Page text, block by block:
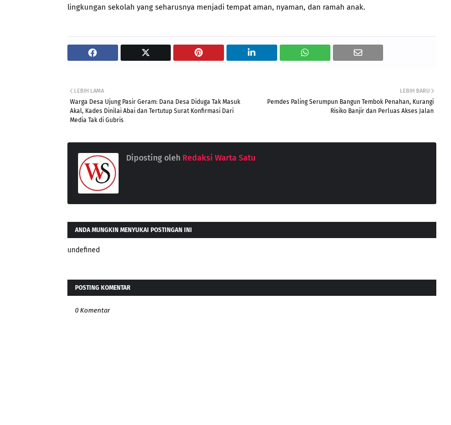
lingkungan sekolah yang seharusnya menjadi tempat aman, nyaman, dan ramah anak.
LEBIH BARU
Pemdes Paling Serumpun Bangun Tembok Penahan, Kurangi
Risiko Banjir dan Perluas Akses Jalan
LEBIH LAMA
Warga Desa Ujung Pasir Geram: Dana Desa Diduga Tak Masuk
Akal, Kades Dinilai Abai dan Tertutup Surat Konfirmasi Dari
Media Tak di Gubris
Diposting oleh Redaksi Warta Satu
ANDA MUNGKIN MENYUKAI POSTINGAN INI
undefined
POSTING KOMENTAR
0 Komentar